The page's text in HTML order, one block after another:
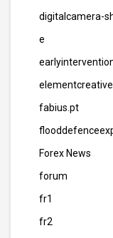
digitalcamera-
e
fabius.pt
Forex News
forum
fr1
fr2